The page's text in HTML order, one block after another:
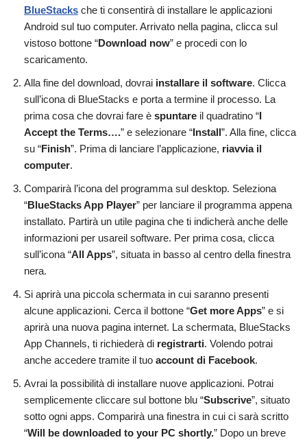
BlueStacks che ti consentirà di installare le applicazioni
Android sul tuo computer. Arrivato nella pagina, clicca sul
vistoso bottone “Download now” e procedi con lo
scaricamento.
Alla fine del download, dovrai installare il software. Clicca
sull’icona di BlueStacks e porta a termine il processo. La
prima cosa che dovrai fare è spuntare il quadratino “I
Accept the Terms….” e selezionare “Install”. Alla fine, clicca
su “Finish”. Prima di lanciare l’applicazione, riavvia il
computer.
Comparirà l’icona del programma sul desktop. Seleziona
“BlueStacks App Player” per lanciare il programma appena
installato. Partirà un utile pagina che ti indicherà anche delle
informazioni per usareil software. Per prima cosa, clicca
sull’icona “All Apps”, situata in basso al centro della finestra
nera.
Si aprirà una piccola schermata in cui saranno presenti
alcune applicazioni. Cerca il bottone “Get more Apps” e si
aprirà una nuova pagina internet. La schermata, BlueStacks
App Channels, ti richiederà di registrarti. Volendo potrai
anche accedere tramite il tuo account di Facebook.
Avrai la possibilità di installare nuove applicazioni. Potrai
semplicemente cliccare sul bottone blu “Subscrive”, situato
sotto ogni apps. Comparirà una finestra in cui ci sarà scritto
“Will be downloaded to your PC shortly.” Dopo un breve